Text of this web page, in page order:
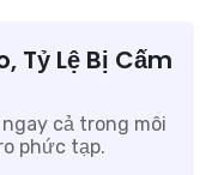
Tỷ Lệ Bị Cấm
cả trong môi
phức tạp.